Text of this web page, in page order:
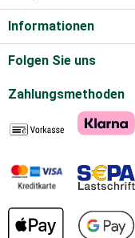
Informationen
Folgen Sie uns
Zahlungsmethoden